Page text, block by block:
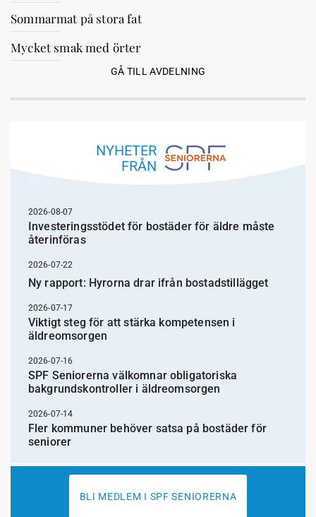
Sommarmat på stora fat
Mycket smak med örter
GÅ TILL AVDELNING
NYHETER
FRÅN
2026-08-07
Investeringsstödet för bostäder för äldre måste
återinföras
2026-07-22
Ny rapport: Hyrorna drar ifrån bostadstillägget
2026-07-17
Viktigt steg för att stärka kompetensen i
äldreomsorgen
2026-07-16
SPF Seniorerna välkomnar obligatoriska
bakgrundskontroller i äldreomsorgen
2026-07-14
Fler kommuner behöver satsa på bostäder för
seniorer
BLI MEDLEM I SPF SENIORERNA